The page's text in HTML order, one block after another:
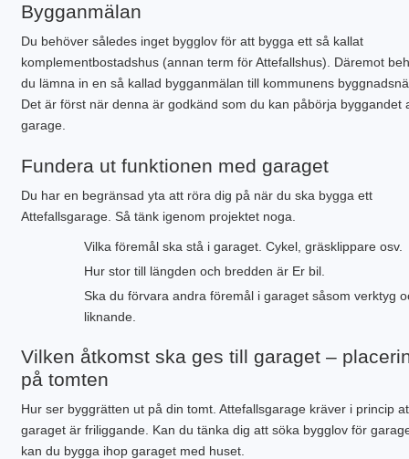
Bygganmälan
Du behöver således inget bygglov för att bygga ett så kallat
komplementbostadshus (annan term för Attefallshus). Däremot
du lämna in en så kallad bygganmälan till kommunens
Det är först när denna är godkänd som du kan påbörja byggandet
garage.
Fundera ut funktionen med garaget
Du har en begränsad yta att röra dig på när du ska bygga ett
Attefallsgarage. Så tänk igenom projektet noga.
Vilka föremål ska stå i garaget. Cykel, gräsklippare osv.
Hur stor till längden och bredden är Er bil.
Ska du förvara andra föremål i garaget såsom verktyg
liknande.
Vilken åtkomst ska ges till garaget –
på tomten
Hur ser byggrätten ut på din tomt. Attefallsgarage kräver i princip
garaget är friliggande. Kan du tänka dig att söka bygglov för
kan du bygga ihop garaget med huset.